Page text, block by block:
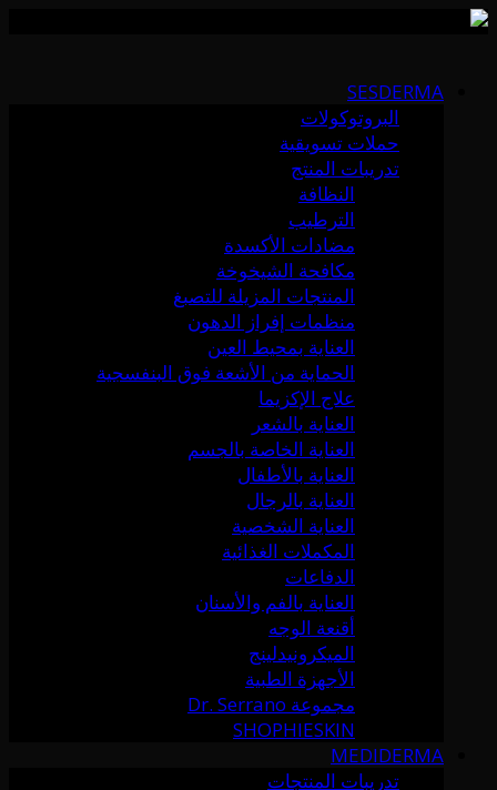
content
SESDERMA
البروتوكولات
حملات تسويقية
تدريبات المنتج
النظافة
الترطيب
مضادات الأكسدة
مكافحة الشيخوخة
المنتجات المزيلة للتصبغ
منظمات إفراز الدهون
العناية بمحيط العين
الحماية من الأشعة فوق البنفسجية
علاج الإكزيما
العناية بالشعر
العناية الخاصة بالجسم
العناية بالأطفال
العناية بالرجال
العناية الشخصية
المكملات الغذائية
الدفاعات
العناية بالفم والأسنان
أقنعة الوجه
الميكرونيدلينج
الأجهزة الطبية
مجموعة Dr. Serrano
SHOPHIESKIN
MEDIDERMA
تدريبات المنتجات